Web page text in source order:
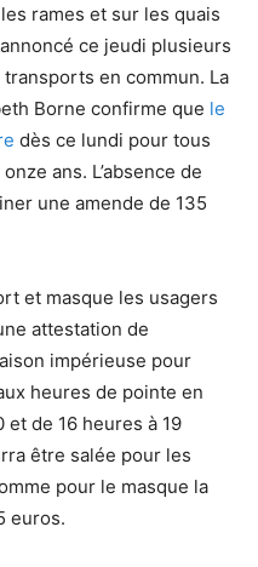
rames et sur les quais
ce jeudi plusieurs
en commun. La
Borne confirme que le
dès ce lundi pour tous
ans. L’absence de
une amende de 135
et masque les usagers
attestation de
impérieuse pour
heures de pointe en
de 16 heures à 19
être salée pour les
pour le masque la
euros.